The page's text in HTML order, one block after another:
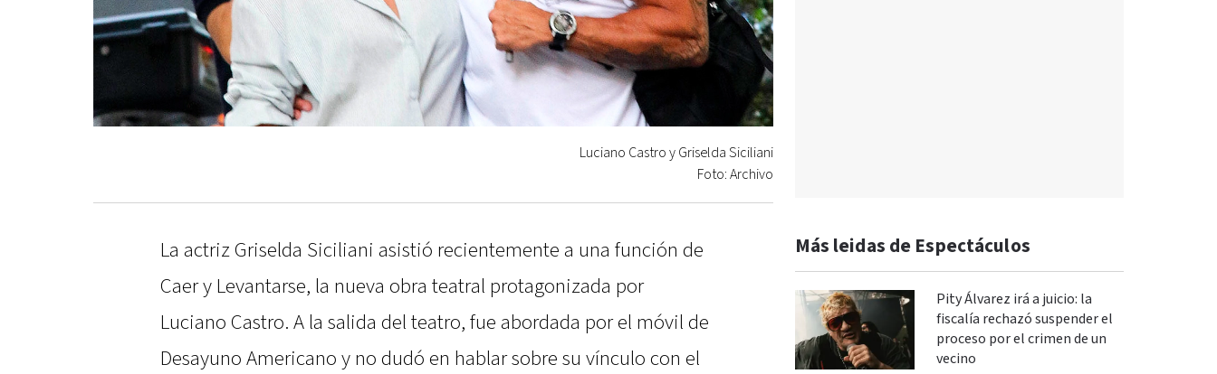
Luciano Castro y Griselda Siciliani
Foto: Archivo
La actriz Griselda Siciliani asistió recientemente a una función de
Caer y Levantarse, la nueva obra teatral protagonizada por
Luciano Castro. A la salida del teatro, fue abordada por el móvil de
Desayuno Americano y no dudó en hablar sobre su vínculo con el
Más leidas de Espectáculos
Pity Álvarez irá a juicio: la
fiscalía rechazó suspender el
proceso por el crimen de un
vecino